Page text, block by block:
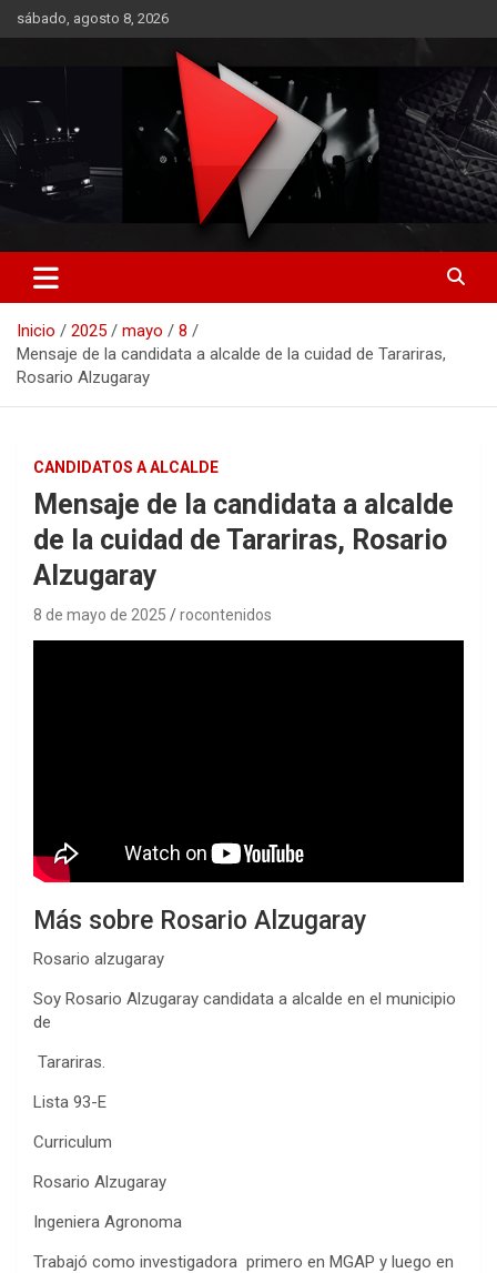
Saltar
al
sábado, agosto 8, 2026
RO CONTENIDOS
Inicio 2025 mayo
8
Mensaje de la candidata a alcalde de la cuidad de Tarariras,
Rosario Alzugaray
CANDIDATOS A ALCALDE
Mensaje de la candidata a alcalde
de la cuidad de Tarariras, Rosario
Alzugaray
8 de mayo de 2025 rocontenidos
Más sobre Rosario Alzugaray
Rosario alzugaray
Soy Rosario Alzugaray candidata a alcalde en el municipio
de
Tarariras.
Lista 93-E
Curriculum
Rosario Alzugaray
Ingeniera Agronoma
Trabajó como investigadora primero en MGAP y luego en